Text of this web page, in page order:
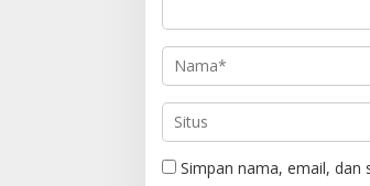
Simpan nama, email, dan